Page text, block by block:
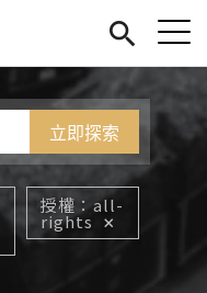
授權 all-
rights